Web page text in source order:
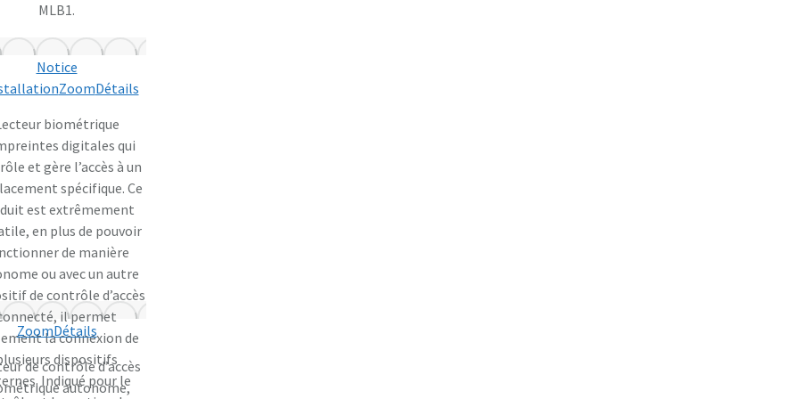
MLB1.
Notice
ZoomDétails
biométrique
digitales qui
et gère l’accès à un
spécifique. Ce
est extrêmement
en plus de pouvoir
de manière
ou avec un autre
de contrôle d’accès
il permet
la connexion de
dispositifs
Indiqué pour le
ZoomDétails
de contrôle d’accès
autonome,